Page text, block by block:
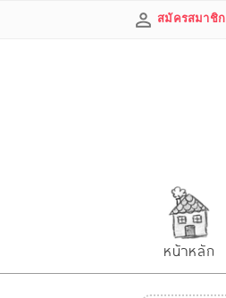
สมัครสมาชิก
หน้าหลัก